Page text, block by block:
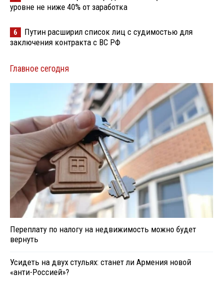
уровне не ниже 40% от заработка
6
Путин расширил список лиц с судимостью для
заключения контракта с ВС РФ
Главное сегодня
Переплату по налогу на недвижимость можно будет
вернуть
Усидеть на двух стульях: станет ли Армения новой
«анти-Россией»?